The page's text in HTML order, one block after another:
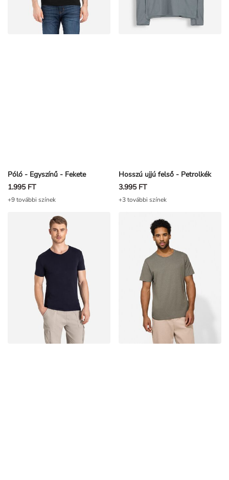
Póló - Egyszínű - Fekete
1.995 FT
+9 további színek
Hosszú ujjú felső - Petrolkék
3.995 FT
+3 további színek